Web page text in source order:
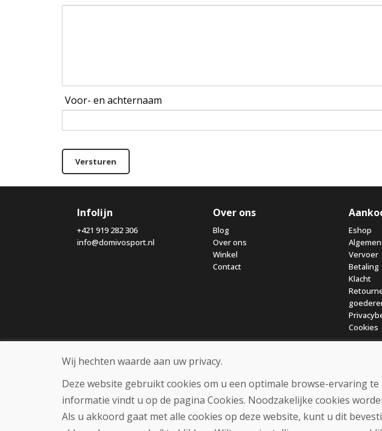
Voor- en achternaam
Versturen
Infolijn
+421 919 282 306
info@domivosport.nl
Over ons
Blog
Over ons
Winkel
Contact
Eshop
Vervoer
Betaling
Klacht
Cookies
Wij hechten waarde aan uw privacy.
Deze website gebruikt cookies om u een optimale browse-ervaring te
informatie vindt u op de pagina Cookies. Noodzakelijke cookies
Als u akkoord gaat met alle cookies op deze website, kunt u dit